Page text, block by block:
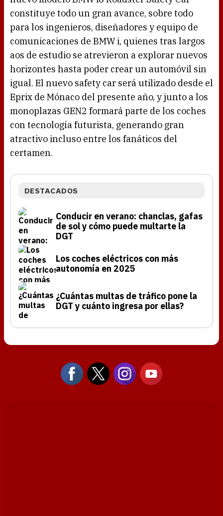
constituye todo un gran avance, sobre todo
para los ingenieros, diseñadores y equipo de
comunicaciones de BMW i, quienes tras largos
aos de estudio se atrevieron a explorar nuevos
horizontes hasta poder crear un automóvil sin
igual. El nuevo safety car será utilizado desde el
Eprix de Mónaco del presente año, y junto a los
monoplazas GEN2 formará parte de los coches
con tecnología futurista, generando gran
atractivo incluso entre los fanáticos del
certamen.
DESTACADOS
Conducir en verano: chanclas, gafas
de sol y cómo puede multarte la
DGT
Los coches eléctricos con más
autonomía en 2025
¿Cuántas multas de tráfico pone la
DGT y cuánto ingresa por ellas?